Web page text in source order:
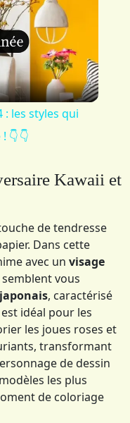
: les styles qui
👇
Kawaii et
de tendresse
Dans cette
avec un visage
vous
, caractérisé
idéal pour les
les joues roses et
transformant
de dessin
les plus
de coloriage